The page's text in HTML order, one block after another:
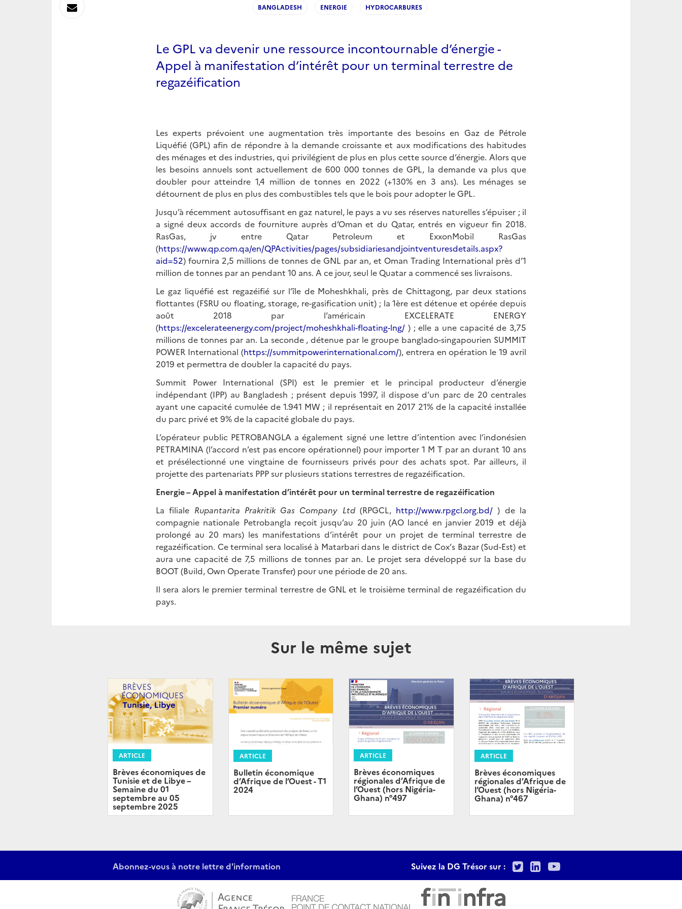
BANGLADESH ENERGIE HYDROCARBURES
Le GPL va devenir une ressource incontournable d’énergie -
Appel à manifestation d’intérêt pour un terminal terrestre de
regazéification
Les experts prévoient une augmentation très importante des besoins en Gaz de Pétrole
Liquéfié (GPL) afin de répondre à la demande croissante et aux modifications des habitudes
des ménages et des industries, qui privilégient de plus en plus cette source d’énergie. Alors que
les besoins annuels sont actuellement de 600 000 tonnes de GPL, la demande va plus que
doubler pour atteindre 1,4 million de tonnes en 2022 (+130% en 3 ans). Les ménages se
détournent de plus en plus des combustibles tels que le bois pour adopter le GPL.
Jusqu’à récemment autosuffisant en gaz naturel, le pays a vu ses réserves naturelles s’épuiser ; il
a signé deux accords de fourniture auprès d’Oman et du Qatar, entrés en vigueur fin 2018.
RasGas, jv entre Qatar Petroleum et ExxonMobil RasGas
(https://www.qp.com.qa/en/QPActivities/pages/subsidiariesandjointventuresdetails.aspx?
aid=52) fournira 2,5 millions de tonnes de GNL par an, et Oman Trading International près d’1
million de tonnes par an pendant 10 ans. A ce jour, seul le Quatar a commencé ses livraisons.
Le gaz liquéfié est regazéifié sur l’île de Moheshkhali, près de Chittagong, par deux stations
flottantes (FSRU ou floating, storage, re-gasification unit) ; la 1ère est détenue et opérée depuis
août 2018 par l’américain EXCELERATE ENERGY
(https://excelerateenergy.com/project/moheshkhali-floating-lng/ ) ; elle a une capacité de 3,75
millions de tonnes par an. La seconde , détenue par le groupe banglado-singapourien SUMMIT
POWER International (https://summitpowerinternational.com/), entrera en opération le 19 avril
2019 et permettra de doubler la capacité du pays.
Summit Power International (SPI) est le premier et le principal producteur d’énergie
indépendant (IPP) au Bangladesh ; présent depuis 1997, il dispose d’un parc de 20 centrales
ayant une capacité cumulée de 1.941 MW ; il représentait en 2017 21% de la capacité installée
du parc privé et 9% de la capacité globale du pays.
L’opérateur public PETROBANGLA a également signé une lettre d’intention avec l’indonésien
PETRAMINA (l’accord n’est pas encore opérationnel) pour importer 1 M T par an durant 10 ans
et présélectionné une vingtaine de fournisseurs privés pour des achats spot. Par ailleurs, il
projette des partenariats PPP sur plusieurs stations terrestres de regazéification.
Energie – Appel à manifestation d’intérêt pour un terminal terrestre de regazéification
La filiale Rupantarita Prakritik Gas Company Ltd(RPGCL, http://www.rpgcl.org.bd/ ) de la
compagnie nationale Petrobangla reçoit jusqu’au 20 juin (AO lancé en janvier 2019 et déjà
prolongé au 20 mars) les manifestations d’intérêt pour un projet de terminal terrestre de
regazéification. Ce terminal sera localisé à Matarbari dans le district de Cox’s Bazar (Sud-Est) et
aura une capacité de 7,5 millions de tonnes par an. Le projet sera développé sur la base du
BOOT (Build, Own Operate Transfer) pour une période de 20 ans.
Il sera alors le premier terminal terrestre de GNL et le troisième terminal de regazéification du
pays.
Sur le même sujet
ARTICLE
Brèves économiques de
Tunisie et de Libye –
Semaine du 01
septembre au 05
septembre 2025
ARTICLE
Bulletin économique
d’Afrique de l’Ouest - T1
2024
ARTICLE
Brèves économiques
régionales d’Afrique de
l’Ouest (hors Nigéria-
Ghana) n°497
ARTICLE
Brèves économiques
régionales d’Afrique de
l’Ouest (hors Nigéria-
Ghana) n°467
Envoyer
Abonnez-vous à notre lettre d'information Suivez la DG Trésor sur : TwitterLinkedIn
Youtube